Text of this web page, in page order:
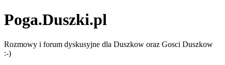
Poga.Duszki.pl
Rozmowy i forum dyskusyjne dla Duszkow oraz Gosci Duszkow
:-)